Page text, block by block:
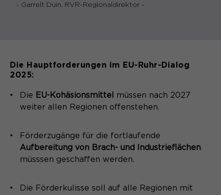
- Garrelt Duin, RVR-Regionaldirektor -
Die Hauptforderungen im EU-Ruhr-Dialog
2025:
Die EU-Kohäsionsmittel
müssen nach 2027
weiter allen Regionen offenstehen.
Förderzugänge für die fortlaufende
Aufbereitung von Brach- und Industrieflächen
müsssen geschaffen werden.
Die Förderkulisse soll auf alle Regionen mit